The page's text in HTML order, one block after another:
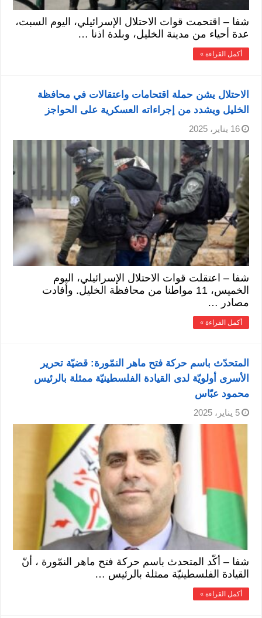
شفا – اقتحمت قوات الاحتلال الإسرائيلي، اليوم السبت،
عدة أحياء من مدينة الخليل، وبلدة اذنا …
أكمل القراءة »
الاحتلال يشن حملة اقتحامات واعتقالات في محافظة
الخليل ويشدد من إجراءاته العسكرية على الحواجز
16 يناير، 2025
شفا – اعتقلت قوات الاحتلال الإسرائيلي، اليوم
الخميس، 11 مواطنا من محافظة الخليل. وأفادت
مصادر …
أكمل القراءة »
المتحدّث باسم حركة فتح ماهر النمّورة: قضيّة تحرير
الأسرى أولويّة لدى القيادة الفلسطينيّة ممثلة بالرئيس
محمود عبّاس
5 يناير، 2025
شفا – أكّد المتحدث باسم حركة فتح ماهر النمّورة ، أنّ
القيادة الفلسطينيّة ممثلة بالرئيس …
أكمل القراءة »